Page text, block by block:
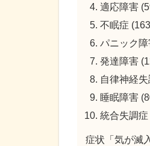
適応障害
不眠症
パニック
発達障害
自律神経
睡眠障害
統合失調
症状「気が滅